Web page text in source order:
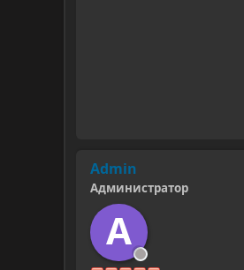
Admin
Администратор
A